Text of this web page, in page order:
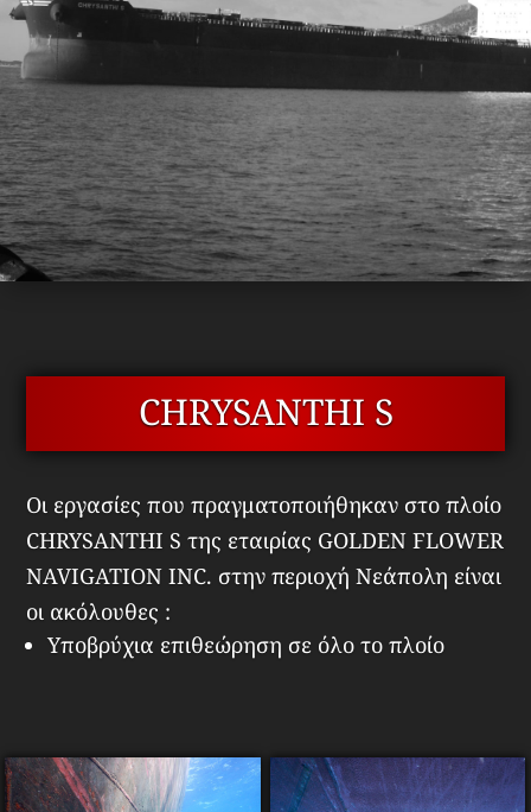
CHRYSANTHI S
Οι εργασίες που πραγματοποιήθηκαν στο πλοίο
CHRYSANTHI S της εταιρίας GOLDEN FLOWER
NAVIGATION INC. στην περιοχή Νεάπολη είναι
οι ακόλουθες :
Υποβρύχια επιθεώρηση σε όλο το πλοίο